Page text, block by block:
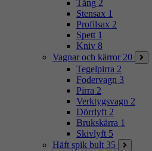
Tång 2
Stensax 1
Profilsax 2
Spett 1
Kniv 8
Vagnar och kärror 20
Tegelpirra 2
Fodervagn 3
Pirra 2
Verktygsvagn 2
Dörrlyft 2
Brukskärra 1
Skivlyft 5
Häft spik bult 35